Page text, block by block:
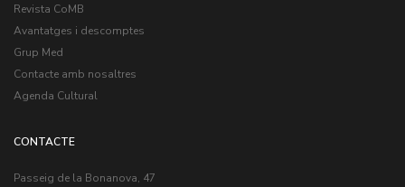
Revista CoMB
Avantatges i descomptes
Grup Med
Contacte amb nosaltres
Agenda Cultural
CONTACTE
Passeig de la Bonanova, 47